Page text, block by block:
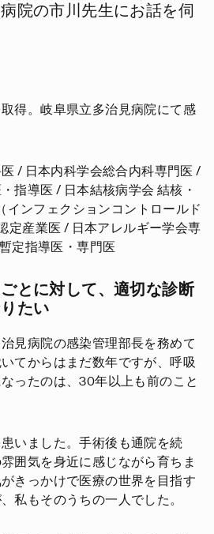
院の市川先生にお話を伺
得。岐阜県立多治見病院にて感
/ 日本内科学会総合内科専門医 /
指導医 / 日本結核病学会 結核・
インフェクションコントロールド
定産業医 / 日本アレルギー学会専
定指導医・専門医
とに対して、適切な診断
たい
見病院の感染管理部長を務めて
てからはまだ数年ですが、呼吸
ったのは、30年以上も前のこと
いました。手術後も通院を続
囲気を身近に感じながら育ちま
きっかけで医療の世界を目指す
私もそのうちの一人でした。